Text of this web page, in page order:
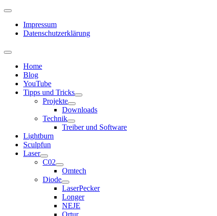
Impressum
Datenschutzerklärung
Home
Blog
YouTube
Tipps und Tricks
Projekte
Downloads
Technik
Treiber und Software
Lightburn
Sculpfun
Laser
C02
Omtech
Diode
LaserPecker
Longer
NEJE
Ortur